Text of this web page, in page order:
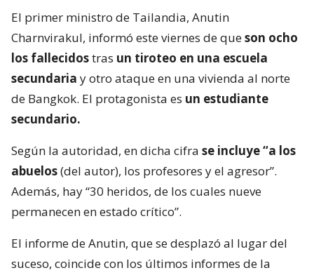
El primer ministro de Tailandia, Anutin
Charnvirakul, informó este viernes de queson ocho
los fallecidostras un tiroteo en una escuela
secundaria y otro ataque en una vivienda al norte
de Bangkok. El protagonista es un estudiante
secundario.
Según la autoridad, en dicha cifra se incluye “a los
abuelos(del autor), los profesores y el agresor”.
Además, hay “30 heridos, de los cuales nueve
permanecen en estado crítico”.
El informe de Anutin, que se desplazó al lugar del
suceso, coincide con los últimos informes de la